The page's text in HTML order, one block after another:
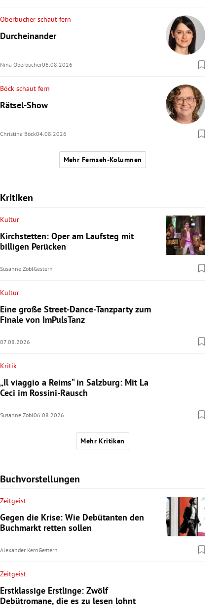
Oberbucher schaut fern
Durcheinander
Nina Oberbucher06.08.2026
Böck schaut fern
Rätsel-Show
Christina Böck04.08.2026
Mehr Fernseh-Kolumnen
Kritiken
Kultur
Kirchstetten: Oper am Laufsteg mit
billigen Perücken
Susanne ZoblGestern
Kultur
Eine große Street-Dance-Tanzparty zum
Finale von ImPulsTanz
07.08.2026
Kritik
„Il viaggio a Reims“ in Salzburg: Mit La
Ceci im Rossini-Rausch
Susanne Zobl06.08.2026
Mehr Kritiken
Buchvorstellungen
Zeitgeist
Gegen die Krise: Wie Debütanten den
Buchmarkt retten sollen
Alexander KernGestern
Zeitgeist
Erstklassige Erstlinge: Zwölf
Debütromane, die es zu lesen lohnt